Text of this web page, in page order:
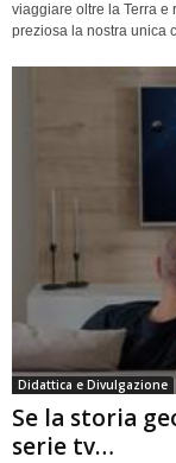
viaggiare oltre la Terra
preziosa la nostra unica
Didattica e Divulgazione
Se la storia
serie tv…